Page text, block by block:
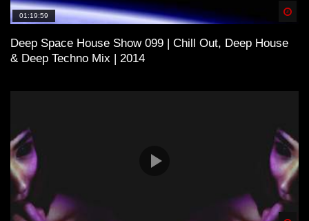
01:19:59
Deep Space House Show 099 | Chill Out, Deep House
& Deep Techno Mix | 2014